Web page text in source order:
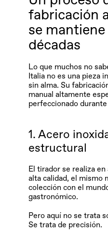
fabricación
se
décadas
Lo que muchos no
Italia no es una pieza
sin alma. Su
manual altamente
perfeccionado
1. Acero
estructural
El tirador se realiza
alta calidad, el mismo
colección con el
gastronómico.
Pero aquí no se trata
Se trata de precisión.